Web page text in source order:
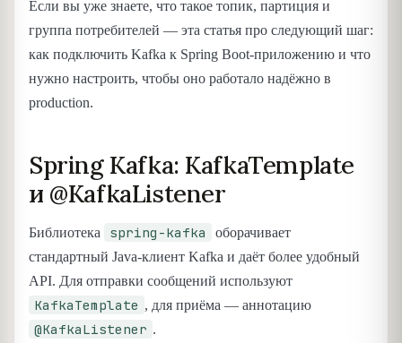
Если вы уже знаете, что такое топик, партиция и
группа потребителей — эта статья про следующий шаг:
как подключить Kafka к Spring Boot-приложению и что
нужно настроить, чтобы оно работало надёжно в
production.
Spring Kafka: KafkaTemplate
и @KafkaListener
Библиотека spring-kafka
оборачивает
стандартный Java-клиент Kafka и даёт более удобный
API. Для отправки сообщений используют
KafkaTemplate , для приёма — аннотацию
@KafkaListener .